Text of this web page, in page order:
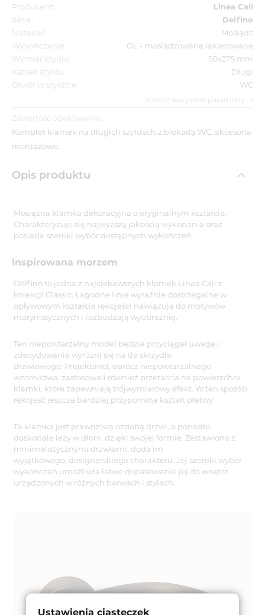
Producent:
Linea Cali
Seria:
Delfino
Materiał:
Mosiądz
Wykończenie:
OL - mosiądzowane lakierowane
Wymiar szyldu:
50x275 mm
Kształt szyldu:
Długi
Otwór w szyldzie:
WC
zobacz wszystkie parametry
Zawartość opakowania:
Komplet klamek na długich szyldach z blokadą WC, akcesoria
montażowe.
Opis produktu
Mosiężna klamka dekoracyjna o oryginalnym kształcie.
Charakteryzuje się najwyższą jakością wykonania oraz
posiada szeroki wybór dostępnych wykończeń.
Inspirowana morzem
Delfino to jedna z najciekawszych klamek Linea Cali z
kolekcji Classic. Łagodne linie wyraźnie dostrzegalne w
opływowym kształcie rękojeści nawiązują do motywów
marynistycznych i rozbudzają wyobraźnię.
Ten niepowtarzalny model będzie przyciągał uwagę i
zdecydowanie wyróżni się na tle skrzydła
drzwiowego. Projektanci, oprócz niepowtarzalnego
wzornictwa, zastosowali również przetarcia na powierzchni
klamki, które zapewniają trójwymiarowy efekt. W ten sposób,
rękojeść jeszcze bardziej przypomina kształt płetwy.
Ta klamka jest prawdziwą ozdobą drzwi, a ponadto
doskonale leży w dłoni, dzięki swojej formie. Zestawiona z
minimalistycznymi drzwiami, doda im
wyjątkowego, designerskiego charakteru. Jej szeroki wybór
wykończeń umożliwia łatwe dopasowanie jej do wnętrz
urządzonych w różnych barwach i stylach.
Ustawienia ciasteczek